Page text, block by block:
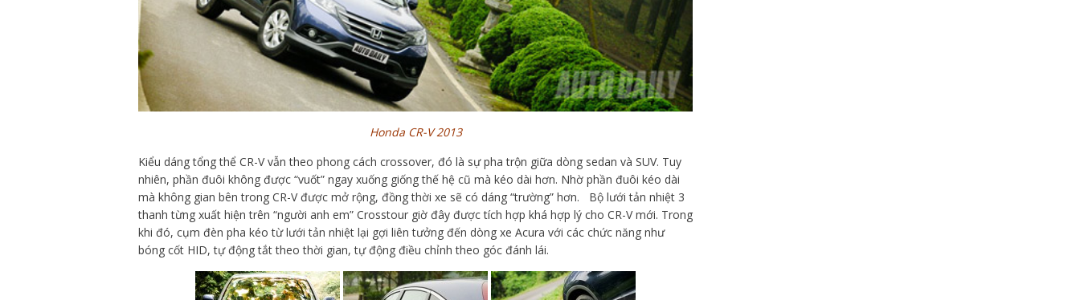
Honda CR-V 2013
Kiểu dáng tổng thể CR-V vẫn theo phong cách crossover, đó là sự pha trộn giữa dòng sedan và SUV. Tuy
nhiên, phần đuôi không được “vuốt” ngay xuống giống thế hệ cũ mà kéo dài hơn. Nhờ phần đuôi kéo dài
mà không gian bên trong CR-V được mở rộng, đồng thời xe sẽ có dáng “trường” hơn. Bộ lưới tản nhiệt 3
thanh từng xuất hiện trên “người anh em” Crosstour giờ đây được tích hợp khá hợp lý cho CR-V mới. Trong
khi đó, cụm đèn pha kéo từ lưới tản nhiệt lại gợi liên tưởng đến dòng xe Acura với các chức năng như
bóng cốt HID, tự động tắt theo thời gian, tự động điều chỉnh theo góc đánh lái.